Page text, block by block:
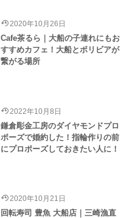
2020年10月26日
Cafe茶るら｜大船の子連れにもお
すすめカフェ！大船とボリビアが
繋がる場所
2022年10月8日
鎌倉彫金工房のダイヤモンドプロ
ポーズで婚約した！指輪作りの前
にプロポーズしておきたい人に！
2020年10月21日
回転寿司 豊魚 大船店｜三崎漁直